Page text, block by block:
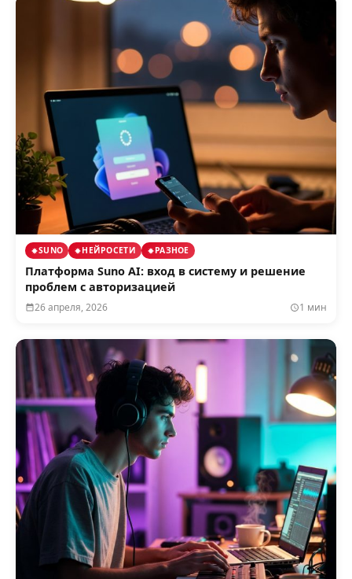
SUNO НЕЙРОСЕТИ РАЗНОЕ
Платформа Suno AI: вход в систему и решение
проблем с авторизацией
26 апреля, 2026 1 мин